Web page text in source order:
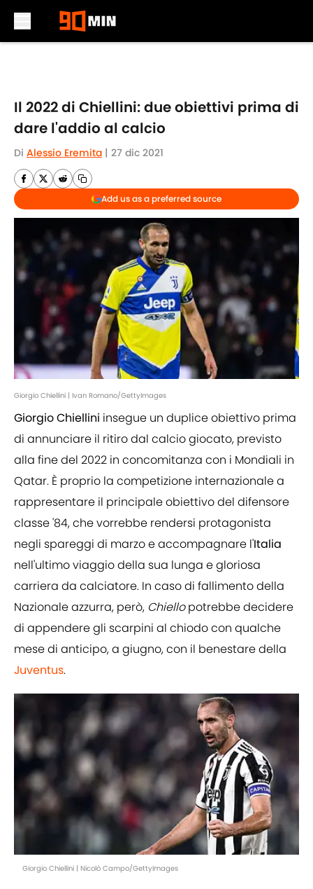
Il 2022 di Chiellini: due obiettivi prima di
dare l'addio al calcio
Di Alessio Eremita | 27 dic 2021
Add us as a preferred source
Giorgio Chiellini | Ivan Romano/GettyImages
Giorgio Chiellini insegue un duplice obiettivo prima
di annunciare il ritiro dal calcio giocato, previsto
alla fine del 2022 in concomitanza con i Mondiali in
Qatar. È proprio la competizione internazionale a
rappresentare il principale obiettivo del difensore
classe '84, che vorrebbe rendersi protagonista
negli spareggi di marzo e accompagnare l'Italia
nell'ultimo viaggio della sua lunga e gloriosa
carriera da calciatore. In caso di fallimento della
Nazionale azzurra, però, Chiellopotrebbe decidere
di appendere gli scarpini al chiodo con qualche
mese di anticipo, a giugno, con il benestare della
Juventus.
Giorgio Chiellini | Nicolò Campo/GettyImages